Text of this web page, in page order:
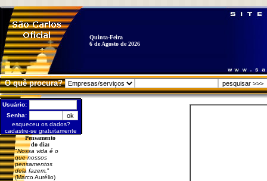
Quinta-Feira
6 de Agosto de 2026
O quê procura?
Usuário:
Senha:
esqueceu os dados?
cadastre-se gratuitamente
Pensamento
do dia:
"Nossa vida é o
que nossos
pensamentos
dela fazem. "
(Marco Aurélio)